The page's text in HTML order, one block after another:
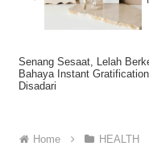
Senang Sesaat, Lelah
Bahaya Instant
Disadari
Home HEALTH